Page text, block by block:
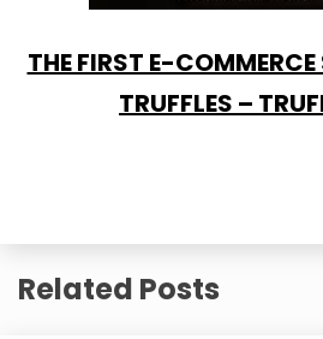
THE FIRST E-
TRUFFLES –
Related Posts